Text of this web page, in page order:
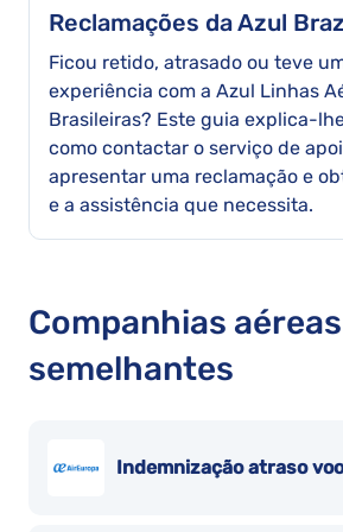
Reclamações da Azul
Ficou retido, atrasado ou teve
experiência com a Azul Linhas
Brasileiras? Este guia explica-
como contactar o serviço de
apresentar uma reclamação e
e a assistência que necessita.
Companhias aéreas
semelhantes
Indemnização atraso